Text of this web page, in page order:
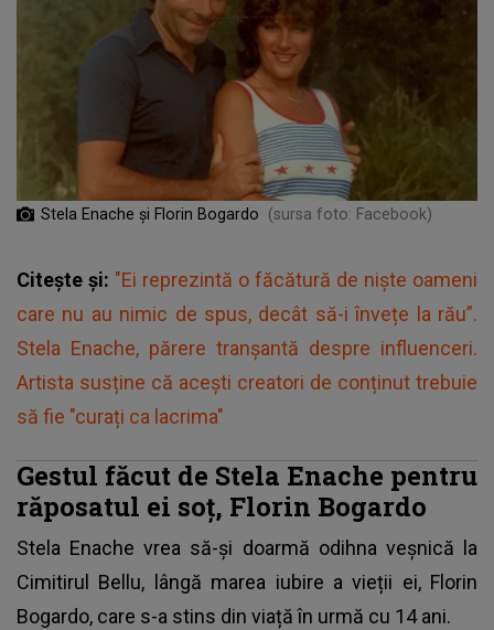
Stela Enache şi Florin Bogardo (sursa foto: Facebook)
Citește și: "Ei reprezintă o făcătură de niște oameni
care nu au nimic de spus, decât să-i învețe la rău”.
Stela Enache, părere tranșantă despre influenceri.
Artista susține că acești creatori de conținut trebuie
să fie "curați ca lacrima"
Gestul făcut de Stela Enache pentru
răposatul ei soț, Florin Bogardo
Stela Enache vrea să-și doarmă odihna veșnică la
Cimitirul Bellu, lângă marea iubire a vieții ei, Florin
Bogardo, care s-a stins din viață în urmă cu 14 ani.